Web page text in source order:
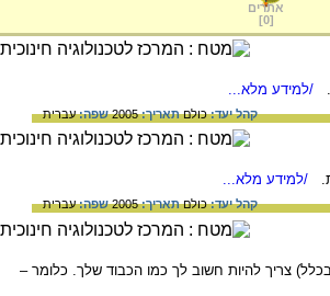
אתרים
[
0
]
/למידע מלא...
קהל יעד:כולםתאריך:2005 שפה:עברית
/למידע מלא...
קהל יעד:כולםתאריך:2005 שפה:עברית
צריך להיות חשוב לך כמו הכבוד שלך. כלומר –